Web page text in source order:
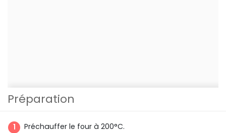
Préparation
Préchauffer le four à 200°C.